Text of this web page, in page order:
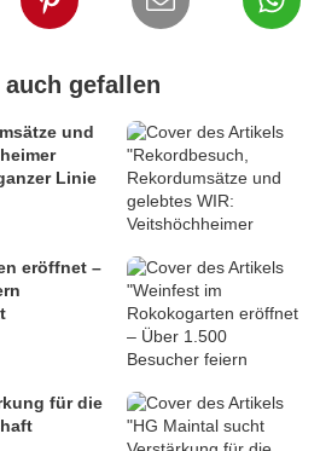
gefallen
und
Linie
eröffnet –
für die